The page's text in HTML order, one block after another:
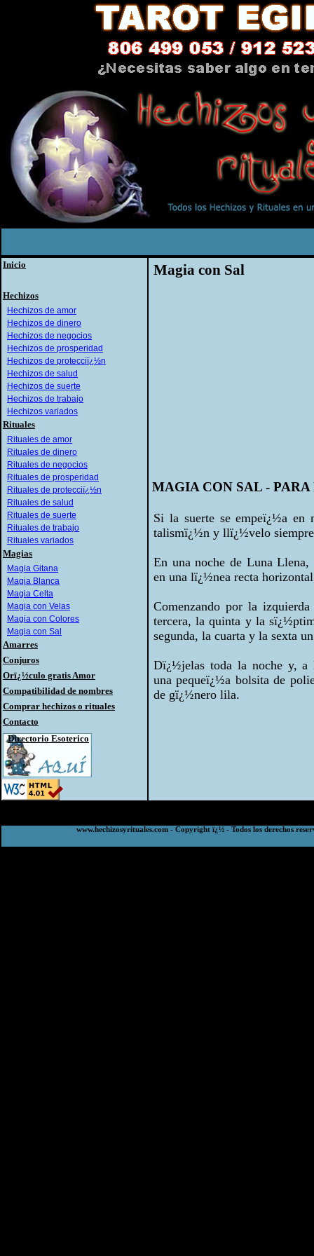
Inicio
Hechizos
Hechizos de amor
Hechizos de dinero
Hechizos de negocios
Hechizos de prosperidad
Hechizos de protecciï¿½n
Hechizos de salud
Hechizos de suerte
Hechizos de trabajo
Hechizos variados
Rituales
Rituales de amor
Rituales de dinero
Rituales de negocios
Rituales de prosperidad
Rituales de protecciï¿½n
Rituales de salud
Rituales de suerte
Rituales de trabajo
Rituales variados
Magias
Magia Gitana
Magia Blanca
Magia Celta
Magia con Velas
Magia con Colores
Magia con Sal
Amarres
Conjuros
Orï¿½culo gratis Amor
Compatibilidad de nombres
Comprar hechizos o rituales
Contacto
Directorio Esoterico
Magia con Sal
MAGIA CON SAL -
Si la suerte se empeï¿½a en
talismï¿½n y llï¿½velo siempre
En una noche de Luna Llena,
en una lï¿½nea recta
Comenzando por la
tercera, la quinta y la
segunda, la cuarta y la sexta
Dï¿½jelas toda la noche y, a
una pequeï¿½a bolsita de
de gï¿½nero lila.
www.hechizosyrituales.com - Copyright ï¿½ - Todos los derechos